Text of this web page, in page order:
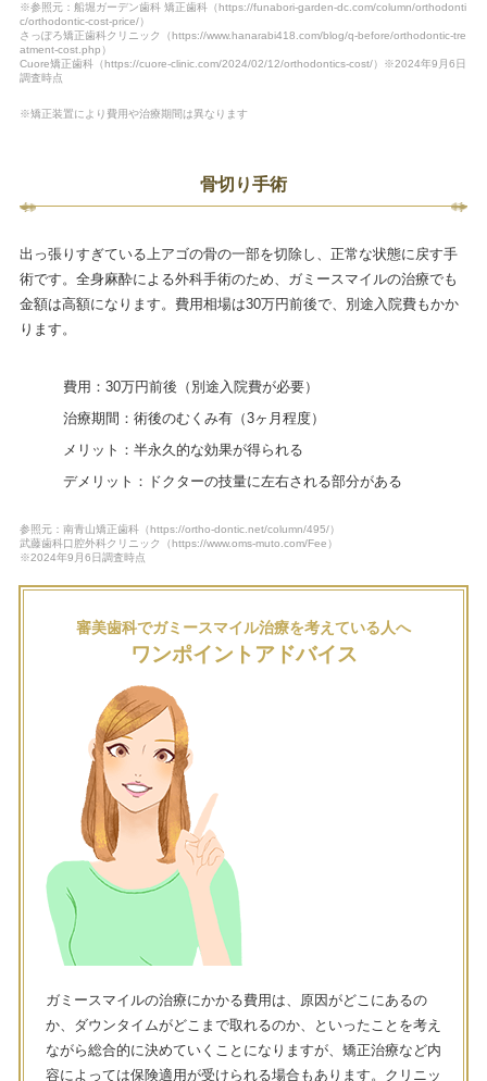
※参照元：船堀ガーデン歯科 矯正歯科（https://funabori-garden-dc.com/column/orthodonti
c/orthodontic-cost-price/）
さっぽろ矯正歯科クリニック（https://www.hanarabi418.com/blog/q-before/orthodontic-tre
atment-cost.php）
Cuore矯正歯科（https://cuore-clinic.com/2024/02/12/orthodontics-cost/）※2024年9月6日
調査時点
※矯正装置により費用や治療期間は異なります
骨切り手術
出っ張りすぎている上アゴの骨の一部を切除し、正常な状態に戻す手
術です。全身麻酔による外科手術のため、ガミースマイルの治療でも
金額は高額になります。費用相場は30万円前後で、別途入院費もかか
ります。
費用：30万円前後（別途入院費が必要）
治療期間：術後のむくみ有（3ヶ月程度）
メリット：半永久的な効果が得られる
デメリット：ドクターの技量に左右される部分がある
参照元：南青山矯正歯科（https://ortho-dontic.net/column/495/）
武藤歯科口腔外科クリニック（https://www.oms-muto.com/Fee）
※2024年9月6日調査時点
審美歯科でガミースマイル治療を考えている人へ
ワンポイントアドバイス
ガミースマイルの治療にかかる費用は、原因がどこにあるの
か、ダウンタイムがどこまで取れるのか、といったことを考え
ながら総合的に決めていくことになりますが、矯正治療など内
容によっては保険適用が受けられる場合もあります。クリニッ